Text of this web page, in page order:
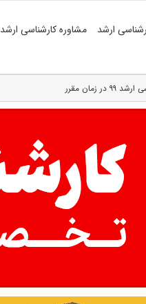
ارشد مشاوره کارشناسی ارشد
زمان مقرر